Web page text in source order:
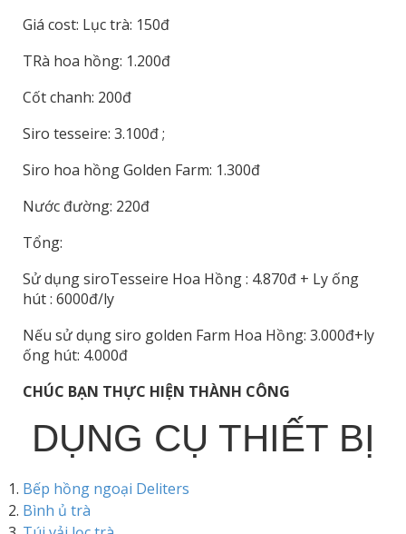
Giá cost: Lục trà: 150đ
TRà hoa hồng: 1.200đ
Cốt chanh: 200đ
Siro tesseire: 3.100đ ;
Siro hoa hồng Golden Farm: 1.300đ
Nước đường: 220đ
Tổng:
Sử dụng siroTesseire Hoa Hồng : 4.870đ + Ly ống
hút : 6000đ/ly
Nếu sử dụng siro golden Farm Hoa Hồng: 3.000đ+ly
ống hút: 4.000đ
CHÚC BẠN THỰC HIỆN THÀNH CÔNG
DỤNG CỤ THIẾT BỊ
Bếp hồng ngoại Deliters
Bình ủ trà